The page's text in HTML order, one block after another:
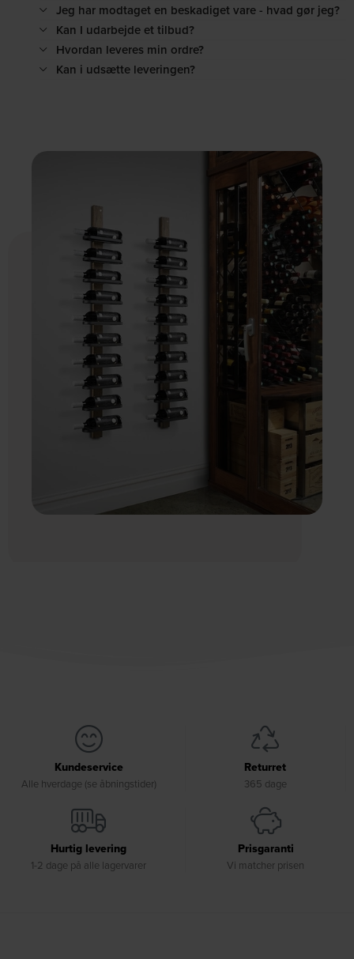
Jeg har modtaget en beskadiget vare - hvad gør jeg?
Kan I udarbejde et tilbud?
Hvordan leveres min ordre?
Kan i udsætte leveringen?
Kundeservice
Alle hverdage (se åbningstider)
Returret
365 dage
Hurtig levering
1-2 dage på alle lagervarer
Prisgaranti
Vi matcher prisen